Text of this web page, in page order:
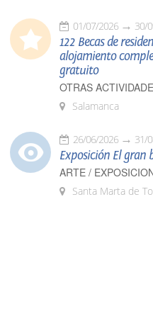
01/07/2026 30/
122 Becas de
alojamiento
gratuito
OTRAS
Salamanca
26/06/2026 31/
Exposición El gran
ARTE /
Santa Marta de